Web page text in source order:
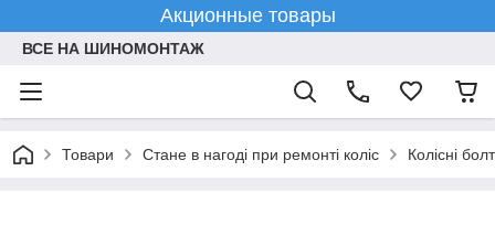
Акционные товары
ВСЕ НА ШИНОМОНТАЖ
Товари Стане в нагоді при ремонті коліс Колісні